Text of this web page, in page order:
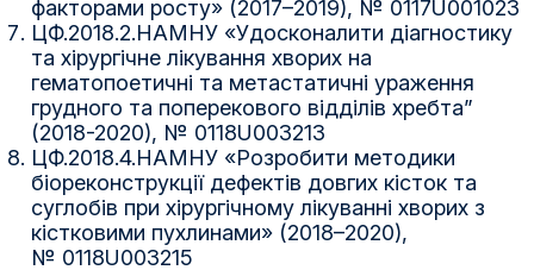
факторами росту» (2017–2019), № 0117U001023
ЦФ.2018.2.НАМНУ «Удосконалити діагностику
та хірургічне лікування хворих на
гематопоетичні та метастатичні ураження
грудного та поперекового відділів хребта”
(2018-2020), № 0118U003213
ЦФ.2018.4.НАМНУ «Розробити методики
біореконструкції дефектів довгих кісток та
суглобів при хірургічному лікуванні хворих з
кістковими пухлинами» (2018–2020),
№ 0118U003215